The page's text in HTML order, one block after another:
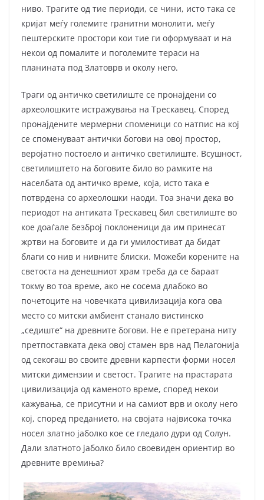
ниво. Трагите од тие периоди, се чини, исто така се
кријат меѓу големите гранитни монолити, меѓу
пештер­ските простори кои тие ги оформуваат и на
некои од помалите и поголемите тераси на
планината под Златоврв и околу него.
Траги од античко светилиште се пронајдени со
археолошките истражу­вања на Трескавец. Според
пронајдените мермерни споменици со натпис на кој
се споменуваат антички богови на овој простор,
веројатно постоело и античко светилиште. Всушност,
светилиштето на боговите било во рамките на
населбата од античко време, која, исто така е
потврдена со археолошки наоди. Тоа значи дека во
периодот на антиката Трескавец бил светилиште во
кое доаѓале безброј поклоненици да им принесат
жртви на боговите и да ги умилостиват да бидат
благи со нив и нивните блиски. Можеби корените на
светоста на денешниот храм треба да се бараат
токму во тоа време, ако не сосема длабоко во
почетоците на човечката цивилизација кога ова
место со митски амбиент станало вистинско
„седиште“ на древните богови. He e претерана ниту
претпоставката дека овој стамен врв над Пелагонија
од секогаш во своите древни карпести форми носел
митски димензии и светост. Трагите на прастарата
цивилизација од каменото време, според некои
кажувања, се присутни и на самиот врв и околу него
кој, според преданието, на својата највисока точка
носел златно јаболко кое се гледало дури од Солун.
Дали златното јаболко било своевиден ориентир во
древните времиња?